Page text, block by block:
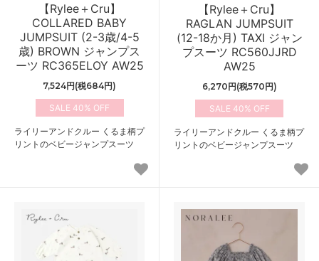
【Rylee＋Cru】
COLLARED BABY
JUMPSUIT (2-3歳/4-5
歳) BROWN ジャンプス
ーツ RC365ELOY AW25
7,524円(税684円)
40%
ライリーアンドクルー くるま柄プ
リントのベビージャンプスーツ
【Rylee＋Cru】
RAGLAN JUMPSUIT
(12-18か月) TAXI ジャン
プスーツ RC560JJRD
AW25
6,270円(税570円)
40%
ライリーアンドクルー くるま柄プ
リントのベビージャンプスーツ